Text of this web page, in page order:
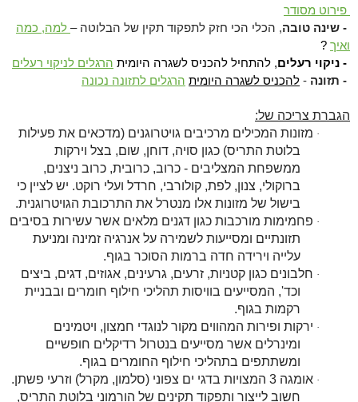
פירוט מסודר
- שינה טובה, הכלי הכי חזק לתפקוד תקין של הבלוטה – למה, כמה
ואיך ?
- ניקוי רעלים, להתחיל להכניס לשגרה היומית הרגלים לניקוי רעלים
- תזונה - להכניס לשגרה היומית הרגלים לתזונה נכונה
הגברת צריכה של:
· מזונות המכילים מרכיבים גויטרוגנים (מדכאים את פעילות
בלוטת התריס) כגון סויה, דוחן, שום, בצל וירקות
ממשפחת המצליבים - כרוב, כרובית, כרוב ניצנים,
ברוקולי, צנון, לפת, קולורבי, חרדל ועלי רוקט. יש לציין כי
בישול של מזונות אלו מנטרל את התרכובת הגויטרוגנית.
· פחמימות מורכבות כגון דגנים מלאים אשר עשירות בסיבים
תזונתיים ומסייעות לשמירה על אנרגיה זמינה ומניעת
עלייה וירידה חדה ברמות הסוכר בגוף.
· חלבונים כגון קטניות, זרעים, גרעינים, אגוזים, דגים, ביצים
וכד', המסייעים בוויסות תהליכי חילוף חומרים ובבניית
רקמות בגוף.
· ירקות ופירות המהווים מקור לנוגדי חמצון, ויטמינים
ומינרלים אשר מסייעים בנטרול רדיקלים חופשיים
ומשתתפים בתהליכי חילוף החומרים בגוף.
·
אומגה 3 המצויות בדגי ים צפוני (סלמון, מקרל) וזרעי פשתן.
חשוב לייצור ותפקוד תקינים של הורמוני בלוטת התריס,